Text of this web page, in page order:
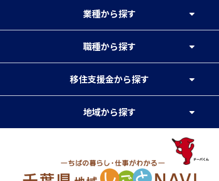
業種から探す
職種から探す
移住支援金から探す
地域から探す